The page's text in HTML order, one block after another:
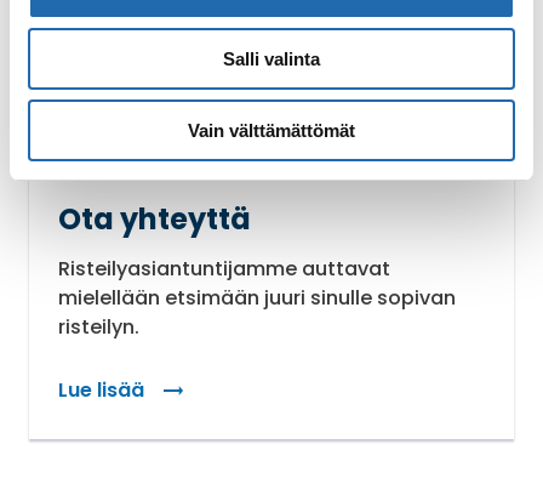
Salli valinta
Vain välttämättömät
Ota yhteyttä
Risteilyasiantuntijamme auttavat
mielellään etsimään juuri sinulle sopivan
risteilyn.
Lue lisää